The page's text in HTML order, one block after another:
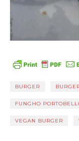
BURGER
FUNGHO
VEGAN BURGER